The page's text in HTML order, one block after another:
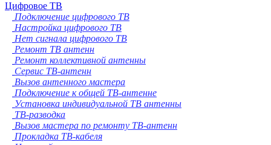
Цифровое ТВ
Подключение цифрового ТВ
Настройка цифрового ТВ
Нет сигнала цифрового ТВ
Ремонт ТВ антенн
Ремонт коллективной антенны
Сервис ТВ-антенн
Вызов антенного мастера
Подключение к общей ТВ-антенне
Установка индивидуальной ТВ антенны
ТВ-разводка
Вызов мастера по ремонту ТВ-антенн
Прокладка ТВ-кабеля